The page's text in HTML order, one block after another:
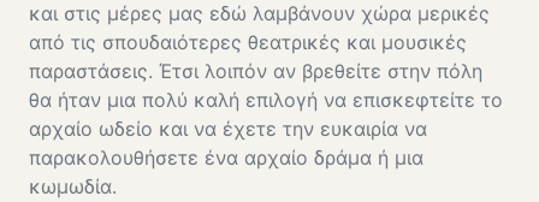
και στις μέρες μας εδώ λαμβάνουν χώρα μερικές
από τις σπουδαιότερες θεατρικές και μουσικές
παραστάσεις. Έτσι λοιπόν αν βρεθείτε στην πόλη
θα ήταν μια πολύ καλή επιλογή να επισκεφτείτε το
αρχαίο ωδείο και να έχετε την ευκαιρία να
παρακολουθήσετε ένα αρχαίο δράμα ή μια
κωμωδία.